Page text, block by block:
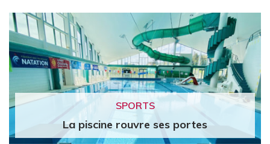
SPORTS
La piscine rouvre ses portes